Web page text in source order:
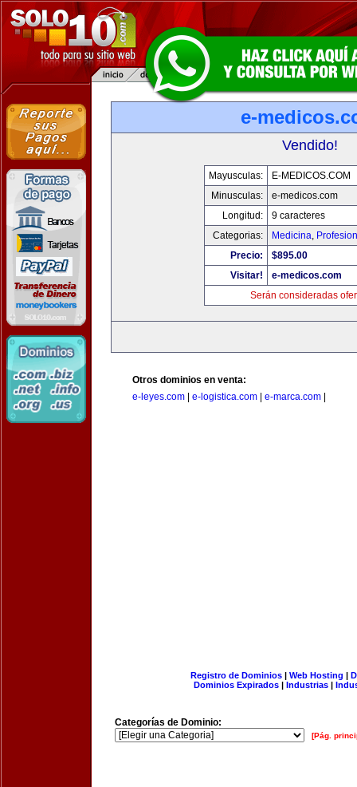
e-
Vendido!
Mayusculas:
E-MEDICOS.COM
Minusculas:
e-medicos.com
Longitud:
9 caracteres
Categorias:
Medicina,
Precio:
$895.00
Visitar!
e-medicos.com
Serán consideradas
Otros dominios en venta:
e-leyes.com
e-logistica.com e-marca.com
Registro de Dominios| Web Hosting |
Dominios Expirados | Industrias |
Categorías de Dominio:
[Pág.